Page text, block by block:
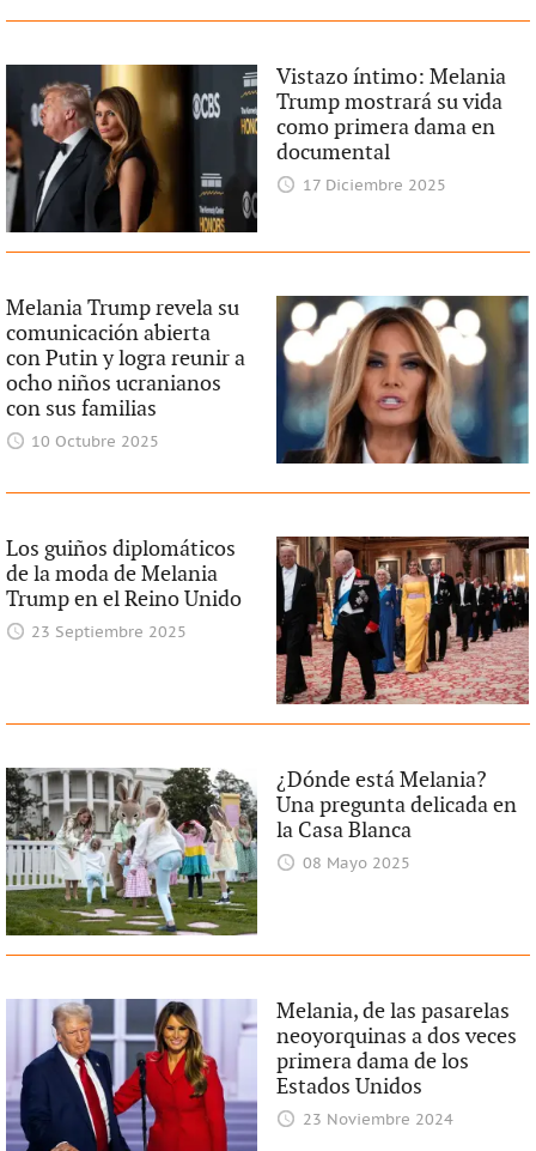
Vistazo íntimo: Melania
Trump mostrará su vida
como primera dama en
documental
17 Diciembre 2025
Melania Trump revela su
comunicación abierta
con Putin y logra reunir a
ocho niños ucranianos
con sus familias
10 Octubre 2025
Los guiños diplomáticos
de la moda de Melania
Trump en el Reino Unido
23 Septiembre 2025
¿Dónde está Melania?
Una pregunta delicada en
la Casa Blanca
08 Mayo 2025
Melania, de las pasarelas
neoyorquinas a dos veces
primera dama de los
Estados Unidos
23 Noviembre 2024